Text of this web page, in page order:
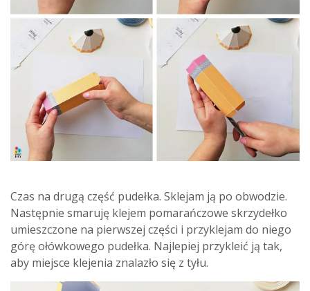
Czas na drugą część pudełka. Sklejam ją po obwodzie.
Następnie smaruję klejem pomarańczowe skrzydełko
umieszczone na pierwszej części i przyklejam do niego
górę ołówkowego pudełka. Najlepiej przykleić ją tak,
aby miejsce klejenia znalazło się z tyłu.